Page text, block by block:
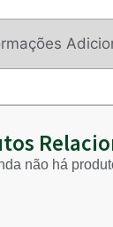
não há